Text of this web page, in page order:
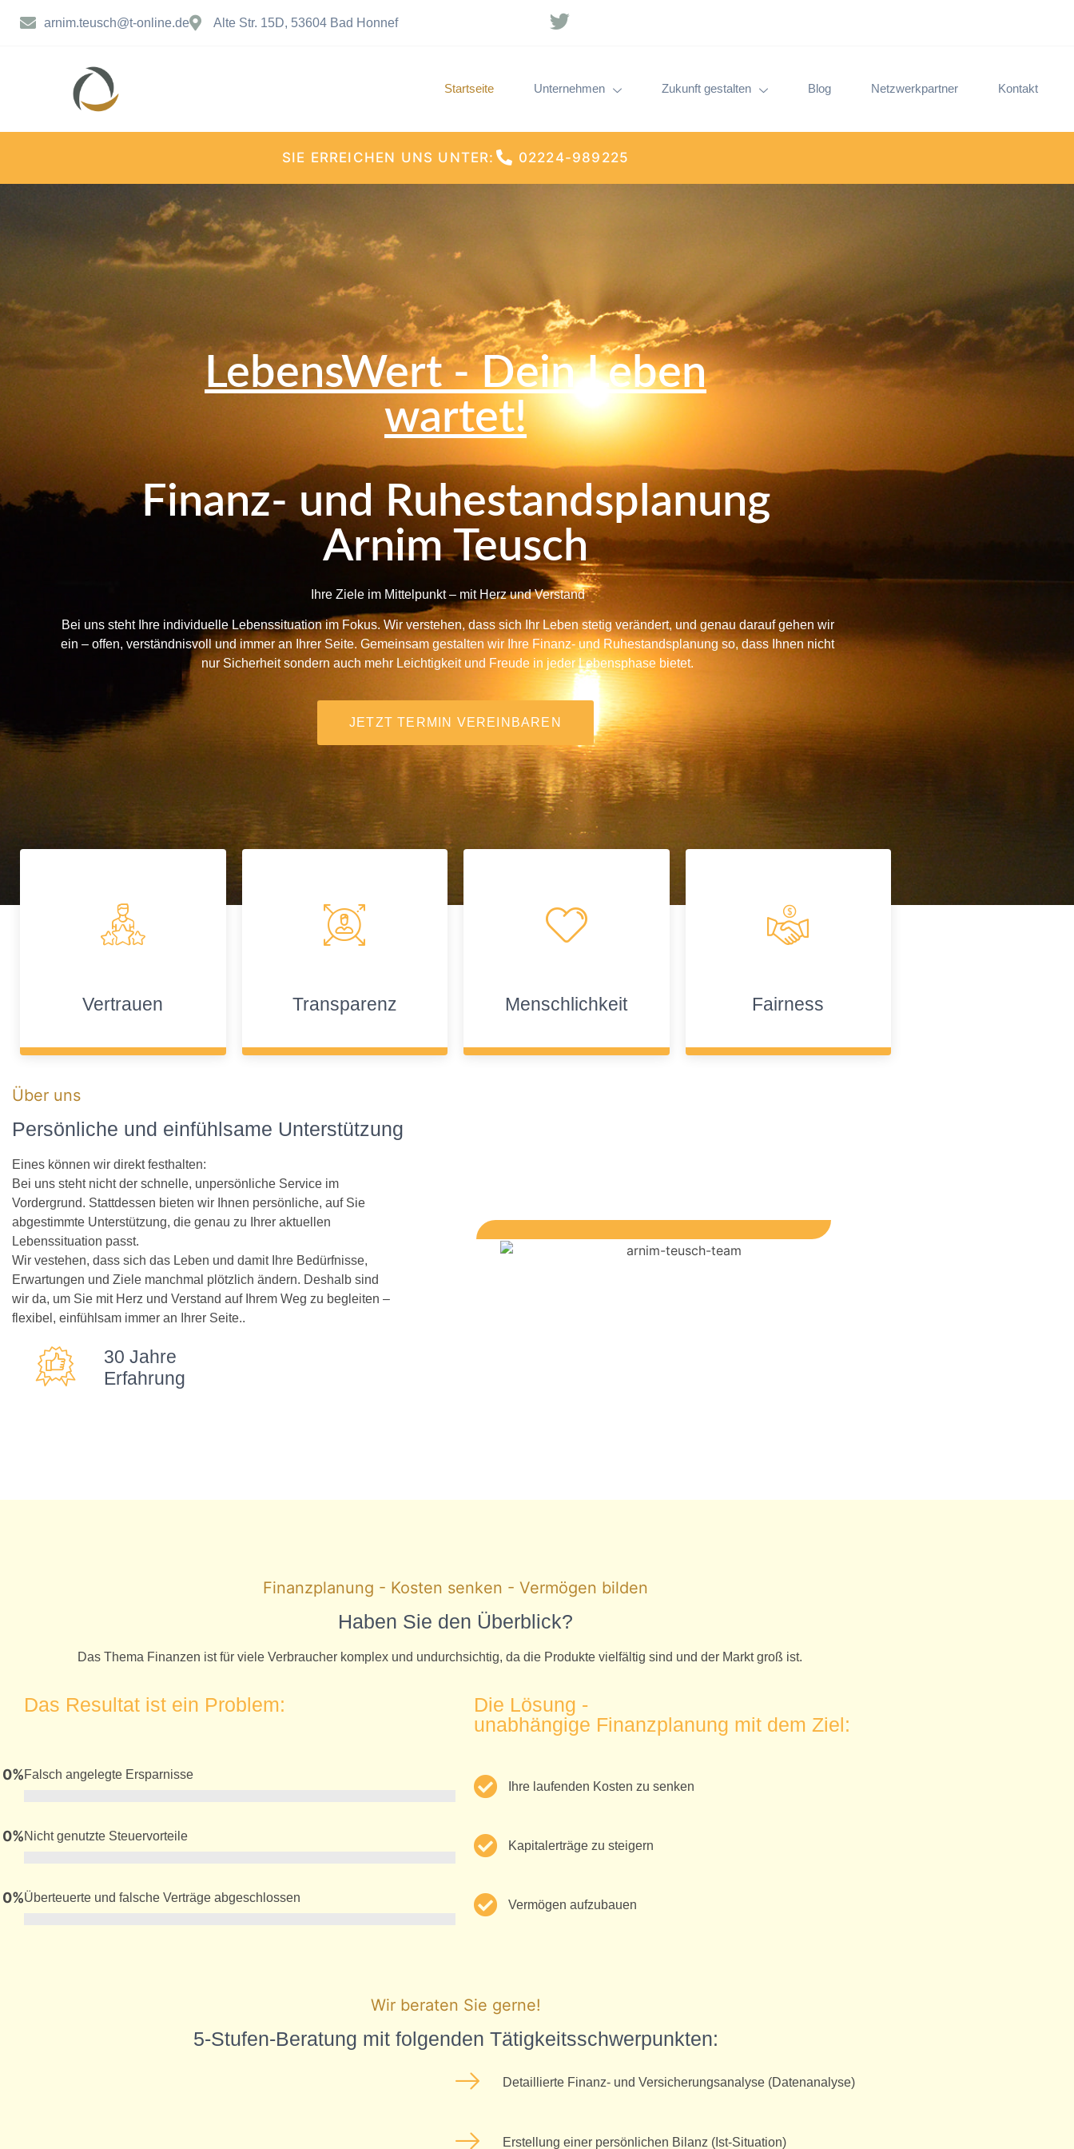
arnim.teusch@t-online.de Alte Str. 15D, 53604 Bad Honnef
Startseite Unternehmen Zukunft gestalten Blog Netzwerkpartner Kontakt
SIE ERREICHEN UNS UNTER: 02224-989225
LebensWert - Dein Leben
wartet!
Finanz- und Ruhestandsplanung
Arnim Teusch
Ihre Ziele im Mittelpunkt – mit Herz und Verstand
Bei uns steht Ihre individuelle Lebenssituation im Fokus. Wir verstehen, dass sich Ihr Leben stetig verändert, und genau darauf gehen wir
ein – offen, verständnisvoll und immer an Ihrer Seite. Gemeinsam gestalten wir Ihre Finanz- und Ruhestandsplanung so, dass Ihnen nicht
nur Sicherheit sondern auch mehr Leichtigkeit und Freude in jeder Lebensphase bietet.
JETZT TERMIN VEREINBAREN
Vertrauen Transparenz Menschlichkeit Fairness
Über uns
Persönliche und einfühlsame Unterstützung
Eines können wir direkt festhalten:
Bei uns steht nicht der schnelle, unpersönliche Service im
Vordergrund. Stattdessen bieten wir Ihnen persönliche, auf Sie
abgestimmte Unterstützung, die genau zu Ihrer aktuellen
Lebenssituation passt.
Wir vestehen, dass sich das Leben und damit Ihre Bedürfnisse,
Erwartungen und Ziele manchmal plötzlich ändern. Deshalb sind
wir da, um Sie mit Herz und Verstand auf Ihrem Weg zu begleiten –
flexibel, einfühlsam immer an Ihrer Seite..
30 Jahre
Erfahrung
Finanzplanung - Kosten senken - Vermögen bilden
Haben Sie den Überblick?
Das Thema Finanzen ist für viele Verbraucher komplex und undurchsichtig, da die Produkte vielfältig sind und der Markt groß ist.
Das Resultat ist ein Problem:
Falsch angelegte Ersparnisse
0%
Nicht genutzte Steuervorteile
0%
Überteuerte und falsche Verträge abgeschlossen
0%
Die Lösung -
unabhängige Finanzplanung mit dem Ziel:
Ihre laufenden Kosten zu senken
Kapitalerträge zu steigern
Vermögen aufzubauen
Wir beraten Sie gerne!
5-Stufen-Beratung mit folgenden Tätigkeitsschwerpunkten:
Detaillierte Finanz- und Versicherungsanalyse (Datenanalyse)
Erstellung einer persönlichen Bilanz (Ist-Situation)